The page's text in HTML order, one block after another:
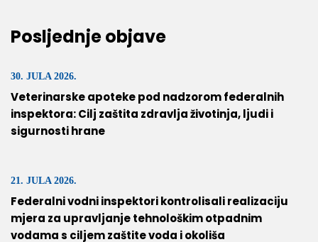
Posljednje objave
30. JULA 2026.
Veterinarske apoteke pod nadzorom federalnih
inspektora: Cilj zaštita zdravlja životinja, ljudi i
sigurnosti hrane
21. JULA 2026.
Federalni vodni inspektori kontrolisali realizaciju
mjera za upravljanje tehnološkim otpadnim
vodama s ciljem zaštite voda i okoliša